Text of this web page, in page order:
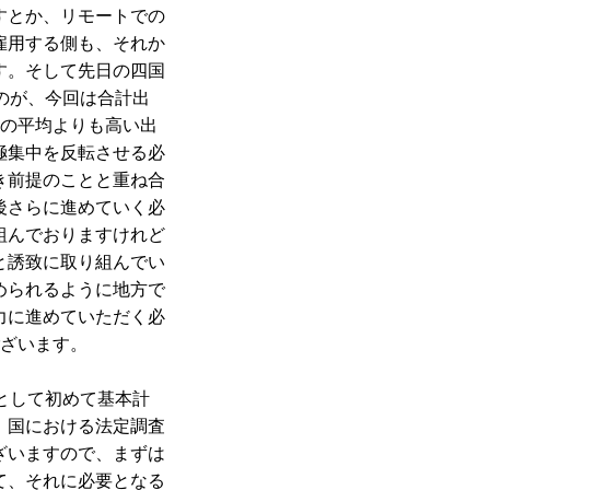
とか、リモートでの
用する側も、それか
そして先日の四国
が、今回は合計出
平均よりも高い出
集中を反転させる必
前提のことと重ね合
さらに進めていく必
んでおりますけれど
誘致に取り組んでい
られるように地方で
に進めていただく必
います。
して初めて基本計
国における法定調査
いますので、まずは
それに必要となる